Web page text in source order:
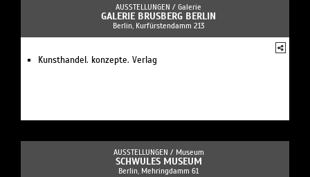
AUSSTELLUNGEN / Galerie
GALERIE BRUSBERG BERLIN
Berlin, Kurfürstendamm 213
Kunsthandel. konzepte. Verlag
AUSSTELLUNGEN / Museum
SCHWULES MUSEUM
Berlin, Mehringdamm 61